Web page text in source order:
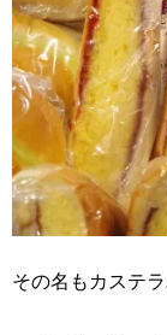
その名もカステラ